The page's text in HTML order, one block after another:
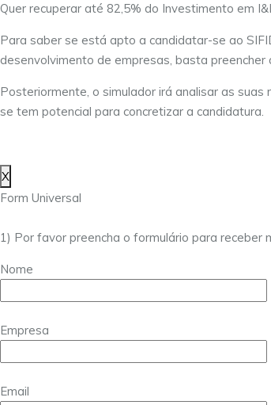
Quer recuperar até 82,5% do Investimento em
Para saber se está apto a candidatar-se ao
desenvolvimento de empresas, basta preencher
Posteriormente, o simulador irá analisar as suas
se tem potencial para concretizar a candidatura.
X
Form Universal
1) Por favor preencha o formulário para
Nome
Empresa
Email